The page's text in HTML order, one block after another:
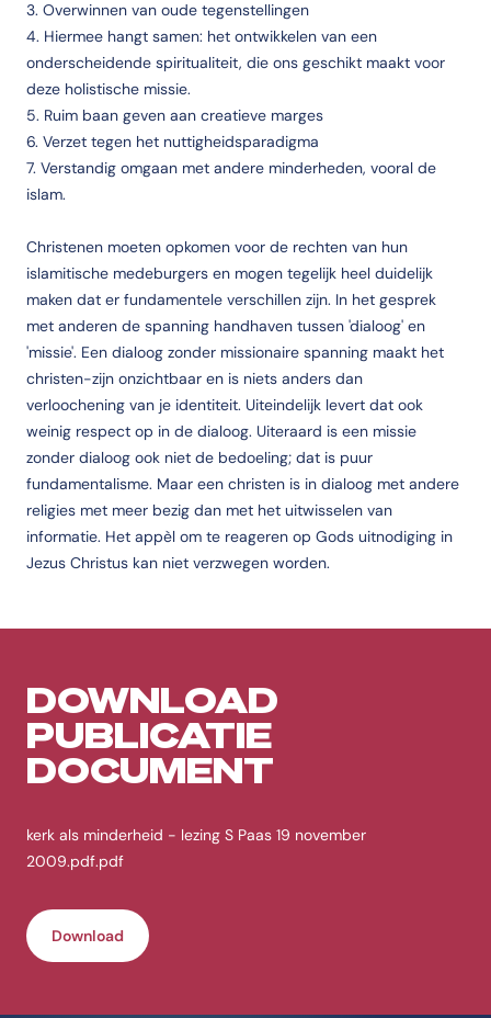
3. Overwinnen van oude tegenstellingen
4. Hiermee hangt samen: het ontwikkelen van een
onderscheidende spiritualiteit, die ons geschikt maakt voor
deze holistische missie.
5. Ruim baan geven aan creatieve marges
6. Verzet tegen het nuttigheidsparadigma
7. Verstandig omgaan met andere minderheden, vooral de
islam.
Christenen moeten opkomen voor de rechten van hun
islamitische medeburgers en mogen tegelijk heel duidelijk
maken dat er fundamentele verschillen zijn. In het gesprek
met anderen de spanning handhaven tussen 'dialoog' en
'missie'. Een dialoog zonder missionaire spanning maakt het
christen-zijn onzichtbaar en is niets anders dan
verloochening van je identiteit. Uiteindelijk levert dat ook
weinig respect op in de dialoog. Uiteraard is een missie
zonder dialoog ook niet de bedoeling; dat is puur
fundamentalisme. Maar een christen is in dialoog met andere
religies met meer bezig dan met het uitwisselen van
informatie. Het appèl om te reageren op Gods uitnodiging in
Jezus Christus kan niet verzwegen worden.
DOWNLOAD
PUBLICATIE
DOCUMENT
kerk als minderheid - lezing S Paas 19 november
2009.pdf.pdf
Download